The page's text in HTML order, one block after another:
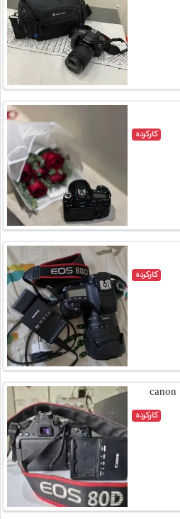
کارکرده
کارکرده
کارکرده